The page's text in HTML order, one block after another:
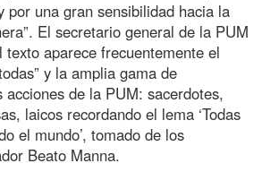
por una gran sensibilidad hacia la
El secretario general de la PUM
texto aparece frecuentemente el
y la amplia gama de
de la PUM: sacerdotes,
laicos recordando el lema ‘Todas
el mundo’, tomado de los
Beato Manna.